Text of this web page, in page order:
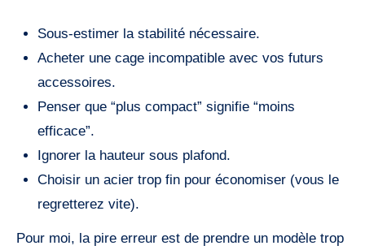
Sous-estimer la stabilité nécessaire.
Acheter une cage incompatible avec vos futurs
accessoires.
Penser que “plus compact” signifie “moins
efficace”.
Ignorer la hauteur sous plafond.
Choisir un acier trop fin pour économiser (vous le
regretterez vite).
Pour moi, la pire erreur est de prendre un modèle trop